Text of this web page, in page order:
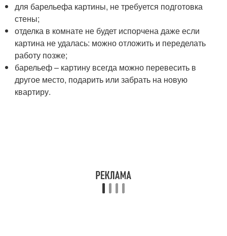
для барельефа картины, не требуется подготовка
стены;
отделка в комнате не будет испорчена даже если
картина не удалась: можно отложить и переделать
работу позже;
барельеф – картину всегда можно перевесить в
другое место, подарить или забрать на новую
квартиру.